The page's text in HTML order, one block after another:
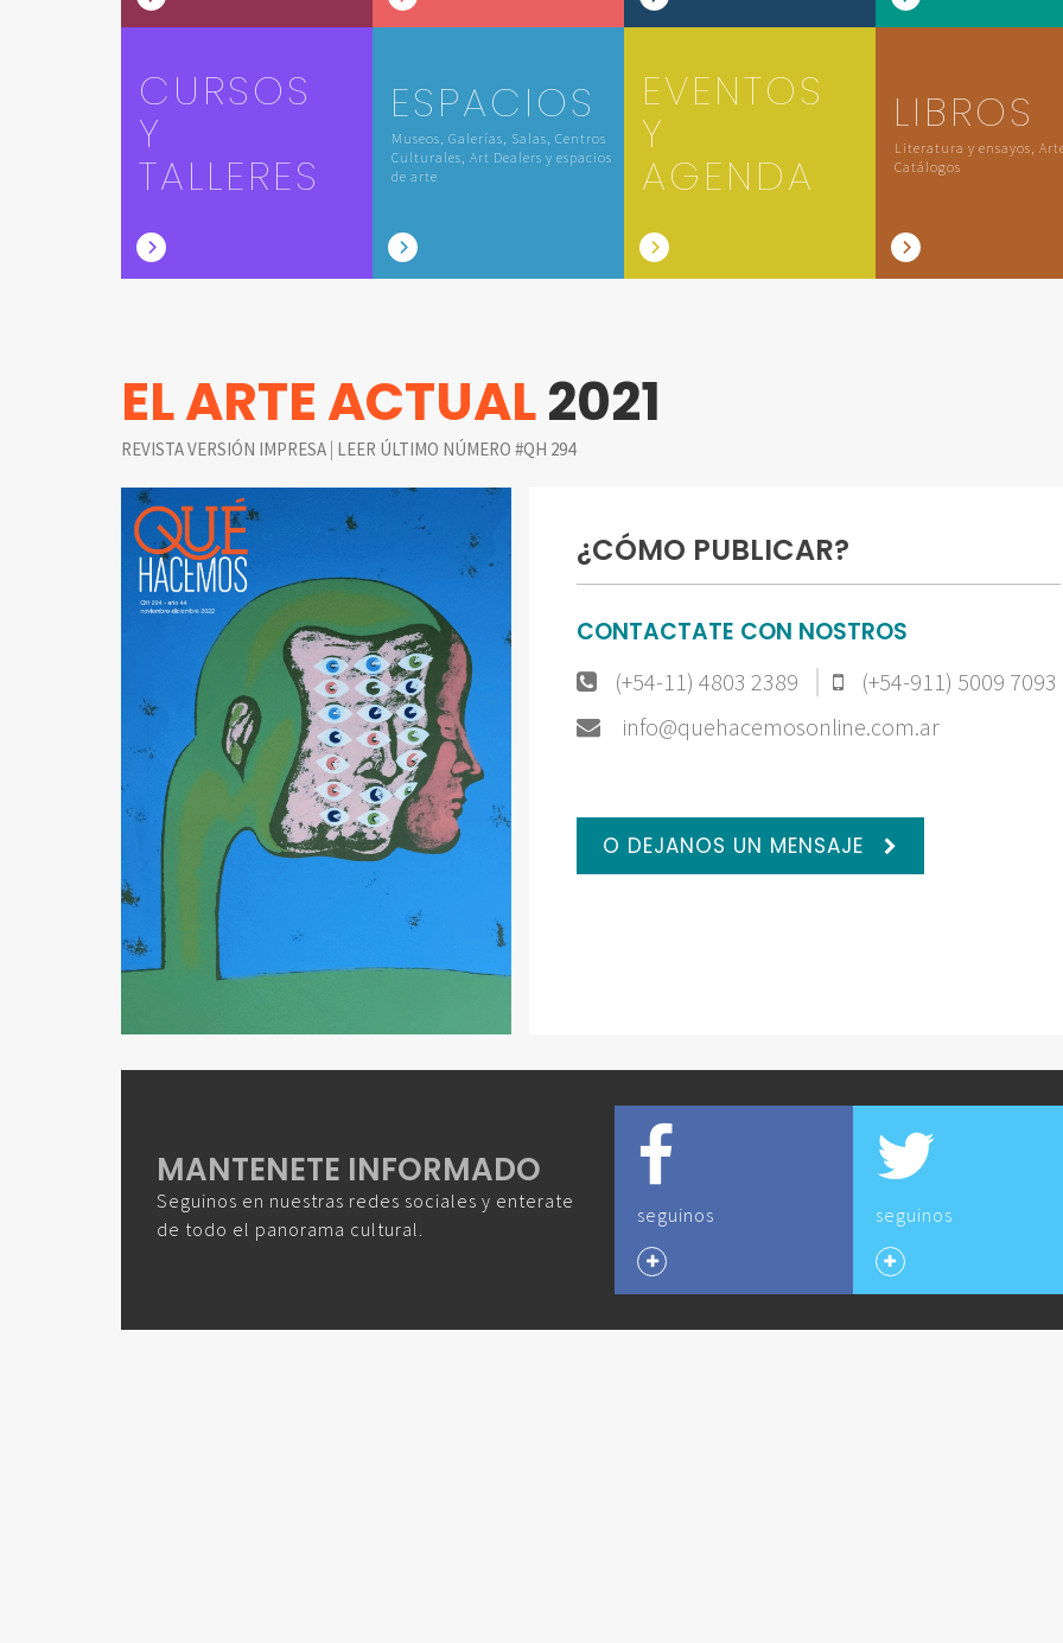
CURSOS
Y
TALLERES
ESPACIOS
Museos, Galerías, Salas, Centros
Culturales, Art Dealers y espacios
de arte
EVENTOS
Y
AGENDA
LIBROS
Literatura y ensayos,
Catálogos
EL ARTE ACTUAL2021
REVISTA VERSIÓN IMPRESA | LEER ÚLTIMO NÚMERO #QH 294
¿CÓMO PUBLICAR?
CONTACTATE CON NOSTROS
(+54-11) 4803 2389
(+54-911) 5009 7093
info@quehacemosonline.com.ar
O DEJANOS UN MENSAJE
MANTENETE INFORMADO
Seguinos en nuestras redes sociales y enterate
de todo el panorama cultural.
seguinos seguinos